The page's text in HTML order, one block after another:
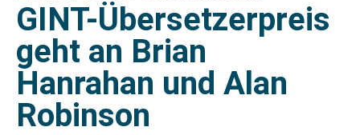
GINT-Übersetzerpreis
geht an Brian
Hanrahan und Alan
Robinson